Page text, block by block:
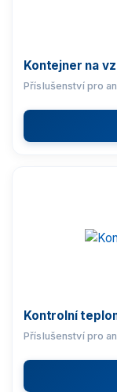
Ionizátory
THBR 2.0
Přídavné
Skenery
Transportní
Sada pro
Kontejner na
Příslušenství pro
Kontrolní
Příslušenství pro